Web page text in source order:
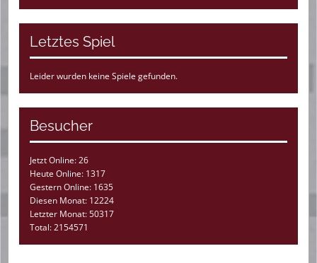
Letztes Spiel
Leider wurden keine Spiele gefunden.
Besucher
Jetzt Online: 26
Heute Online: 1317
Gestern Online: 1635
Diesen Monat: 12224
Letzter Monat: 50317
Total: 2154571